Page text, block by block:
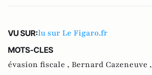
VU SUR:lu sur Le Figaro.fr
MOTS-CLES
évasion fiscale , Bernard Cazeneuve ,